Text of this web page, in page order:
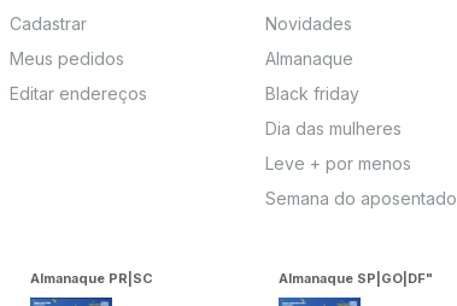
Cadastrar
Meus pedidos
Editar endereços
Novidades
Almanaque
Black friday
Dia das mulheres
Leve + por menos
Semana do aposentado
Almanaque PR|SC Almanaque SP|GO|DF"